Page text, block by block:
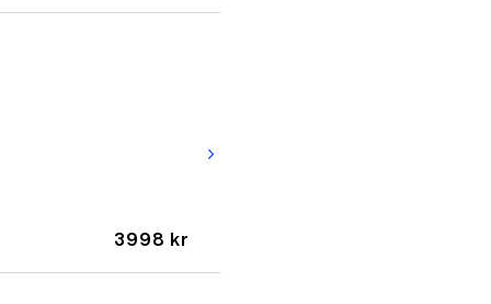
3998 kr
arrow_forward_ios